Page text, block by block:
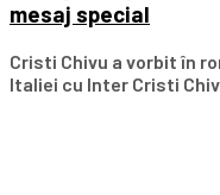
mesaj special
Cristi Chivu a vorbit în
Italiei cu Inter Cristi